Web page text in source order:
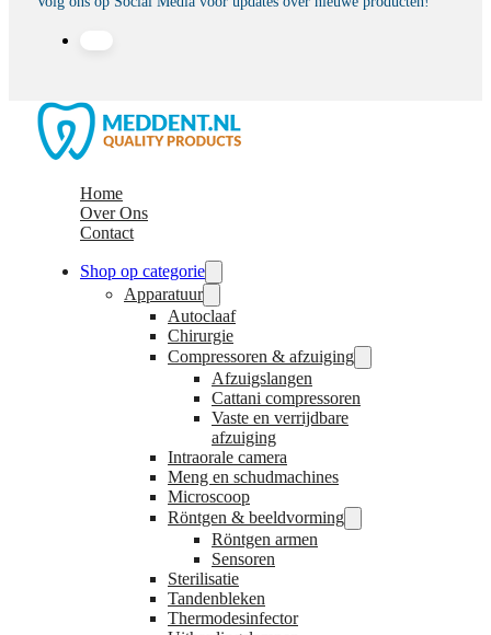
Home
Over Ons
Contact
Shop op categorie
Apparatuur
Autoclaaf
Chirurgie
Compressoren & afzuiging
Afzuigslangen
Cattani compressoren
Vaste en verrijdbare
afzuiging
Intraorale camera
Meng en schudmachines
Microscoop
Röntgen & beeldvorming
Röntgen armen
Sensoren
Sterilisatie
Tandenbleken
Thermodesinfector